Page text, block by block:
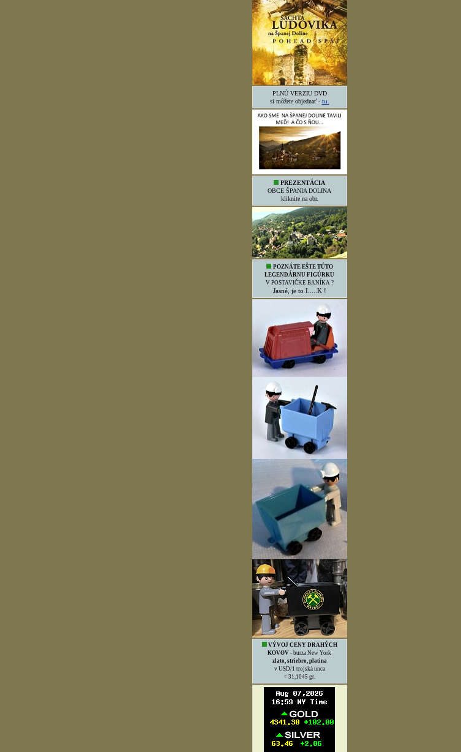
PLNÚ VERZIU DVD
si môžete objednať - tu.
PREZENTÁCIA
OBCE ŠPANIA DOLINA
kliknite na obr.
POZNÁTE EŠTE TÚTO
LEGENDÁRNU FIGÚRKU
V POSTAVIČKE BANÍKA ?
Jasné, je to I.....K !
VÝVOJ CENY DRAHÝCH
KOVOV - burza New York
zlato, striebro, platina
v USD/1 trojská unca
= 31,1045 gr.